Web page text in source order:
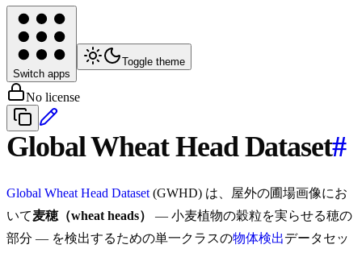
Switch apps
Toggle theme
No license
Global Wheat Head Dataset#
Global Wheat Head Dataset (GWHD) は、屋外の圃場画像にお
いて麦穂（wheat heads）
— 小麦植物の穀粒を実らせる穂の
部分 — を検出するための単一クラスの物体検出データセッ